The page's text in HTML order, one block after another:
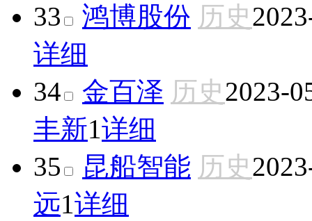
33
鸿博股份 历史
详细
34
金百泽 历史2023-
丰新1详细
35
昆船智能 历史
远1详细